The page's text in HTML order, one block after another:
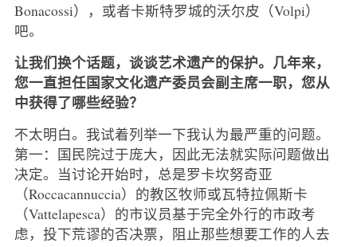
Bonacossi），或者卡斯特罗城的沃尔皮（Volpi）
吧。
让我们换个话题，谈谈艺术遗产的保护。几年来，
您一直担任国家文化遗产委员会副主席一职，您从
中获得了哪些经验？
不太明白。我试着列举一下我认为最严重的问题。
第一：国民院过于庞大，因此无法就实际问题做出
决定。当讨论开始时，总是罗卡坎努奇亚
（Roccacannuccia）的教区牧师或瓦特拉佩斯卡
（Vattelapesca）的市议员基于完全外行的市政考
虑，投下荒谬的否决票，阻止那些想要工作的人去